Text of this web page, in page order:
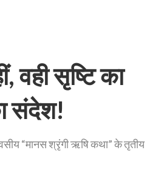
सृष्टि का
संदेश!
“मानस श्रृंगी ऋषि कथा” के तृतीय